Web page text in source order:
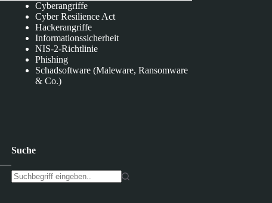
Cyberangriffe
Cyber Resilience Act
Hackerangriffe
Informationssicherheit
NIS-2-Richtlinie
Phishing
Schadsoftware (Maleware, Ransomware
& Co.)
Suche